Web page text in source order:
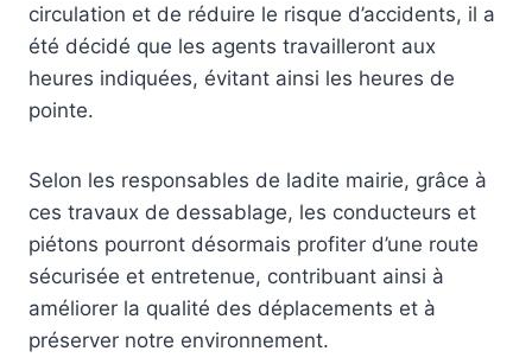
circulation et de réduire le risque d’accidents, il a
été décidé que les agents travailleront aux
heures indiquées, évitant ainsi les heures de
pointe.
Selon les responsables de ladite mairie, grâce à
ces travaux de dessablage, les conducteurs et
piétons pourront désormais profiter d’une route
sécurisée et entretenue, contribuant ainsi à
améliorer la qualité des déplacements et à
préserver notre environnement.